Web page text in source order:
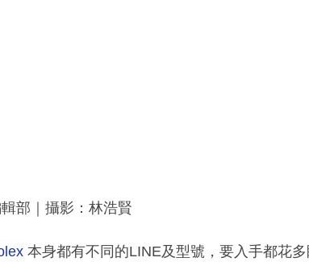
部｜攝影：林浩賢
本身都有不同的LINE及型號，要入手都花